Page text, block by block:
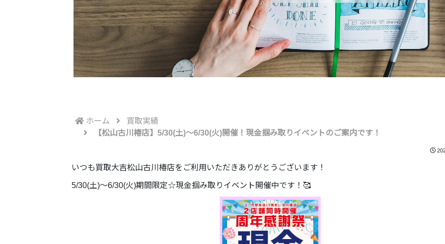
ホーム
買取実績
【松山古川椿店】5/30(土)～6/30(火)開催！現金掴み取りイベントのご案内です！
いつも買取大吉松山古川椿店をご利用いただきありがとうございます！
5/30(土)～6/30(火)期間限定☆現金掴み取りイベント開催中です！🥰